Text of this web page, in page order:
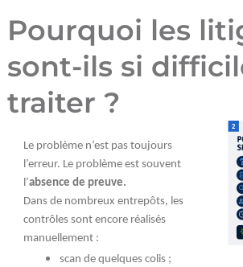
Pourquoi les
sont-ils si
traiter ?
Le problème n’est pas toujours
l’erreur. Le problème est souvent
l’absence de preuve.
Dans de nombreux entrepôts, les
contrôles sont encore réalisés
manuellement :
scan de quelques colis ;